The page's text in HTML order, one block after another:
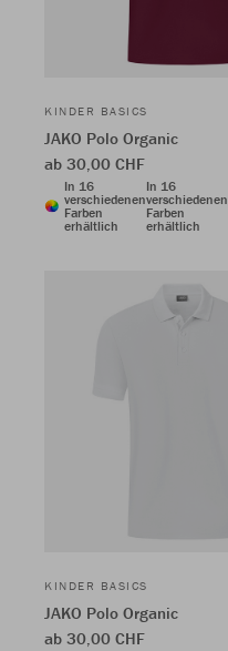
KINDER BASICS
JAKO Polo Organic
ab 30,00 CHF
In 16
verschiedenen
Farben
erhältlich
In 16
verschiedenen
Farben
erhältlich
KINDER BASICS
JAKO Polo Organic
ab 30,00 CHF